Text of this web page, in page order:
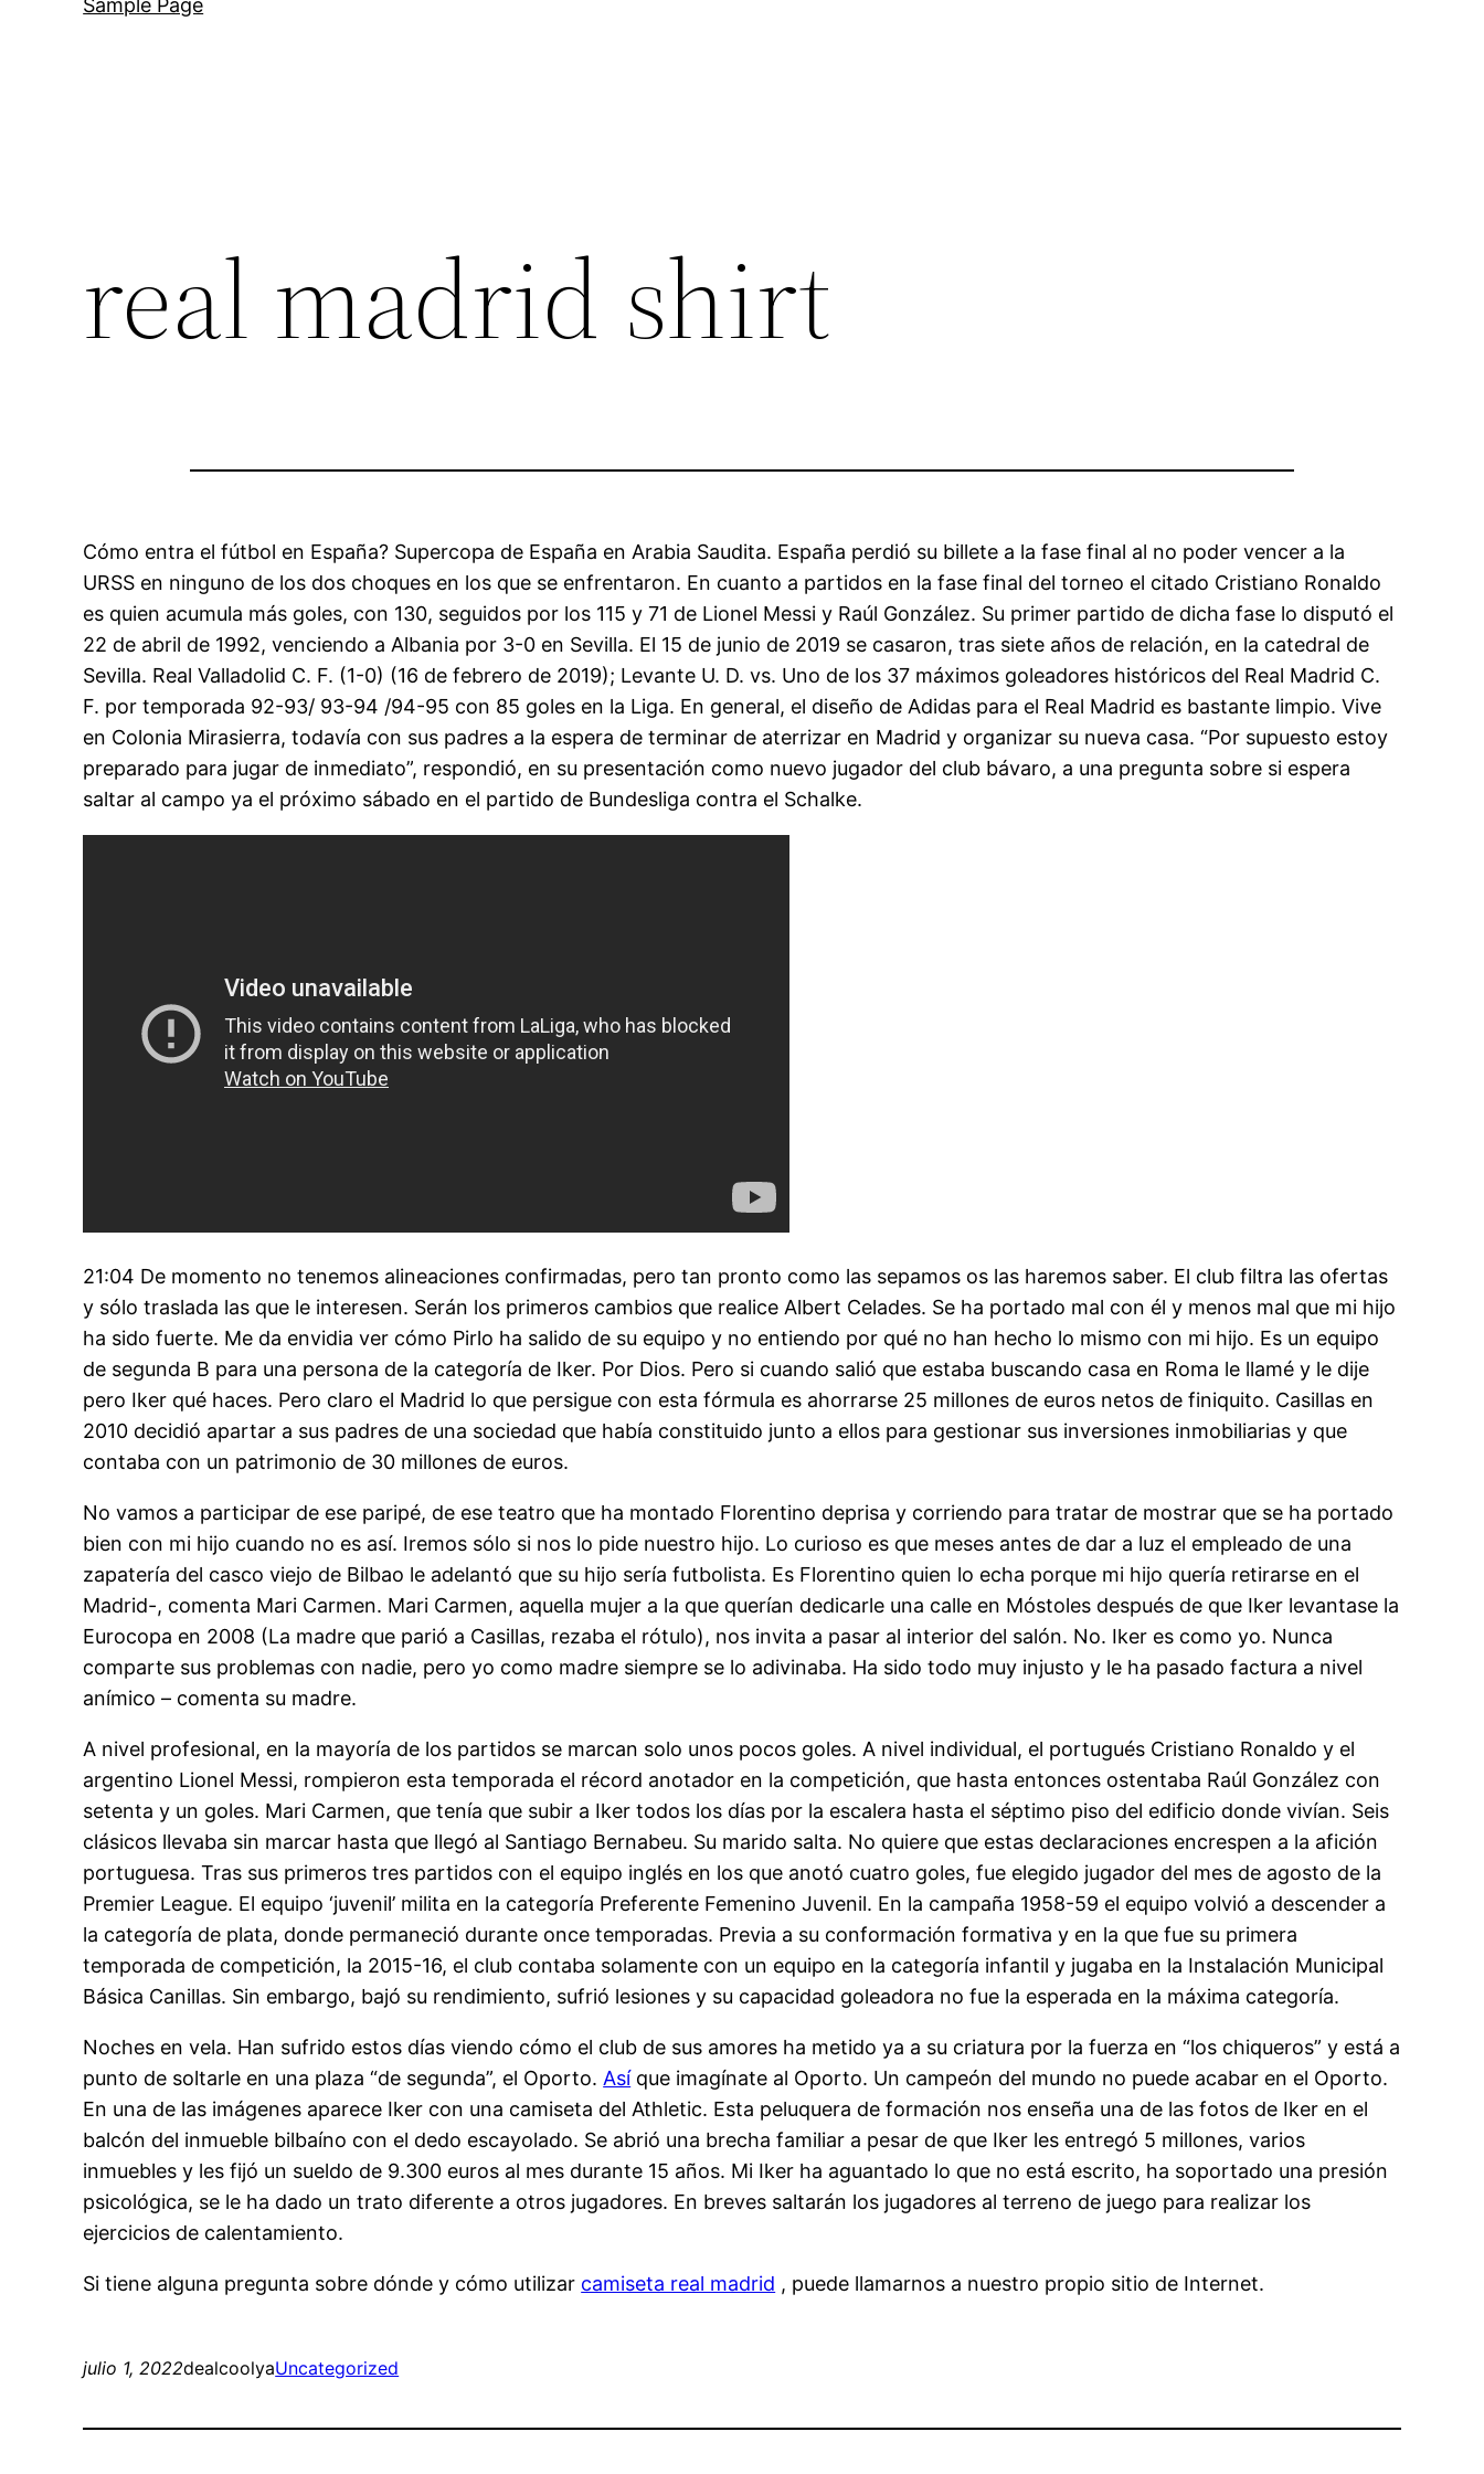
Sample Page
real madrid shirt
Cómo entra el fútbol en España? Supercopa de España en Arabia Saudita. España perdió su billete a la fase final al no poder vencer a la
URSS en ninguno de los dos choques en los que se enfrentaron. En cuanto a partidos en la fase final del torneo el citado Cristiano Ronaldo
es quien acumula más goles, con 130, seguidos por los 115 y 71 de Lionel Messi y Raúl González. Su primer partido de dicha fase lo disputó el
22 de abril de 1992, venciendo a Albania por 3-0 en Sevilla. El 15 de junio de 2019 se casaron, tras siete años de relación, en la catedral de
Sevilla. Real Valladolid C. F. (1-0) (16 de febrero de 2019); Levante U. D. vs. Uno de los 37 máximos goleadores históricos del Real Madrid C.
F. por temporada 92-93/ 93-94 /94-95 con 85 goles en la Liga. En general, el diseño de Adidas para el Real Madrid es bastante limpio. Vive
en Colonia Mirasierra, todavía con sus padres a la espera de terminar de aterrizar en Madrid y organizar su nueva casa. “Por supuesto estoy
preparado para jugar de inmediato”, respondió, en su presentación como nuevo jugador del club bávaro, a una pregunta sobre si espera
saltar al campo ya el próximo sábado en el partido de Bundesliga contra el Schalke.
21:04 De momento no tenemos alineaciones confirmadas, pero tan pronto como las sepamos os las haremos saber. El club filtra las ofertas
y sólo traslada las que le interesen. Serán los primeros cambios que realice Albert Celades. Se ha portado mal con él y menos mal que mi hijo
ha sido fuerte. Me da envidia ver cómo Pirlo ha salido de su equipo y no entiendo por qué no han hecho lo mismo con mi hijo. Es un equipo
de segunda B para una persona de la categoría de Iker. Por Dios. Pero si cuando salió que estaba buscando casa en Roma le llamé y le dije
pero Iker qué haces. Pero claro el Madrid lo que persigue con esta fórmula es ahorrarse 25 millones de euros netos de finiquito. Casillas en
2010 decidió apartar a sus padres de una sociedad que había constituido junto a ellos para gestionar sus inversiones inmobiliarias y que
contaba con un patrimonio de 30 millones de euros.
No vamos a participar de ese paripé, de ese teatro que ha montado Florentino deprisa y corriendo para tratar de mostrar que se ha portado
bien con mi hijo cuando no es así. Iremos sólo si nos lo pide nuestro hijo. Lo curioso es que meses antes de dar a luz el empleado de una
zapatería del casco viejo de Bilbao le adelantó que su hijo sería futbolista. Es Florentino quien lo echa porque mi hijo quería retirarse en el
Madrid-, comenta Mari Carmen. Mari Carmen, aquella mujer a la que querían dedicarle una calle en Móstoles después de que Iker levantase la
Eurocopa en 2008 (La madre que parió a Casillas, rezaba el rótulo), nos invita a pasar al interior del salón. No. Iker es como yo. Nunca
comparte sus problemas con nadie, pero yo como madre siempre se lo adivinaba. Ha sido todo muy injusto y le ha pasado factura a nivel
anímico – comenta su madre.
A nivel profesional, en la mayoría de los partidos se marcan solo unos pocos goles. A nivel individual, el portugués Cristiano Ronaldo y el
argentino Lionel Messi, rompieron esta temporada el récord anotador en la competición, que hasta entonces ostentaba Raúl González con
setenta y un goles. Mari Carmen, que tenía que subir a Iker todos los días por la escalera hasta el séptimo piso del edificio donde vivían. Seis
clásicos llevaba sin marcar hasta que llegó al Santiago Bernabeu. Su marido salta. No quiere que estas declaraciones encrespen a la afición
portuguesa. Tras sus primeros tres partidos con el equipo inglés en los que anotó cuatro goles, fue elegido jugador del mes de agosto de la
Premier League. El equipo ‘juvenil’ milita en la categoría Preferente Femenino Juvenil. En la campaña 1958-59 el equipo volvió a descender a
la categoría de plata, donde permaneció durante once temporadas. Previa a su conformación formativa y en la que fue su primera
temporada de competición, la 2015-16, el club contaba solamente con un equipo en la categoría infantil y jugaba en la Instalación Municipal
Básica Canillas. Sin embargo, bajó su rendimiento, sufrió lesiones y su capacidad goleadora no fue la esperada en la máxima categoría.
Noches en vela. Han sufrido estos días viendo cómo el club de sus amores ha metido ya a su criatura por la fuerza en “los chiqueros” y está a
punto de soltarle en una plaza “de segunda”, el Oporto. Asíque imagínate al Oporto. Un campeón del mundo no puede acabar en el Oporto.
En una de las imágenes aparece Iker con una camiseta del Athletic. Esta peluquera de formación nos enseña una de las fotos de Iker en el
balcón del inmueble bilbaíno con el dedo escayolado. Se abrió una brecha familiar a pesar de que Iker les entregó 5 millones, varios
inmuebles y les fijó un sueldo de 9.300 euros al mes durante 15 años. Mi Iker ha aguantado lo que no está escrito, ha soportado una presión
psicológica, se le ha dado un trato diferente a otros jugadores. En breves saltarán los jugadores al terreno de juego para realizar los
ejercicios de calentamiento.
Si tiene alguna pregunta sobre dónde y cómo utilizar camiseta real madrid , puede llamarnos a nuestro propio sitio de Internet.
julio 1, 2022dealcoolyaUncategorized